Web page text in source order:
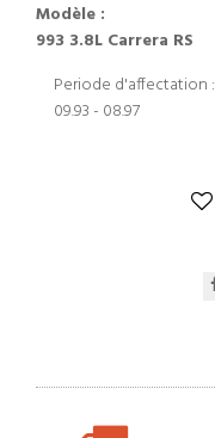
Modèle :
993 3.8L Carrera RS
Periode d'affectation :
09.93 - 08.97